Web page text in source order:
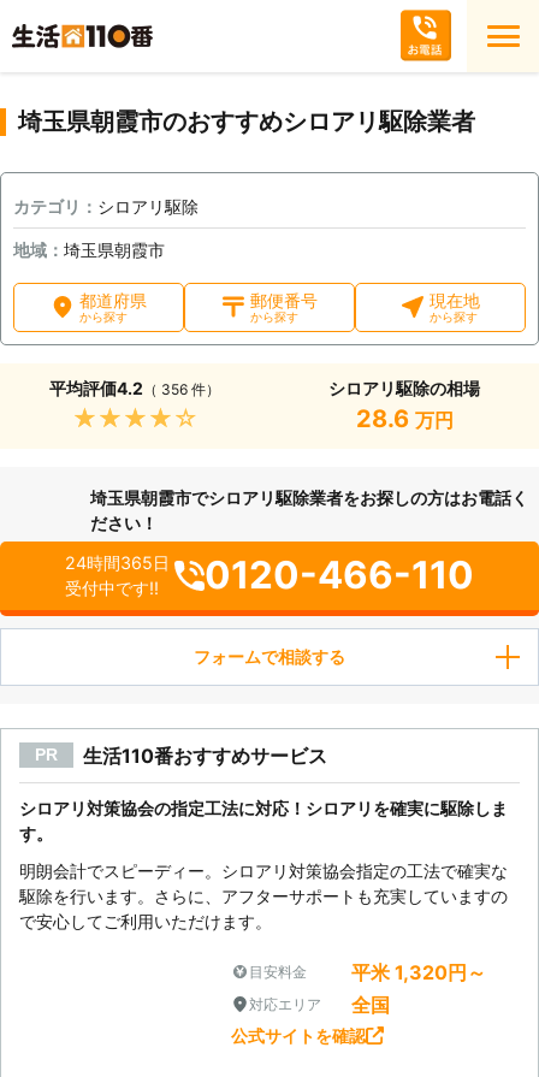
埼玉県朝霞市のおすすめシロアリ駆除業者
カテゴリ： シロアリ駆除
地域： 埼玉県朝霞市
都道府県
から探す
郵便番号
から探す
現在地
から探す
平均評価4.2 （ 356 件）
★★★★★
シロアリ駆除の相場
28.6 万円
埼玉県朝霞市でシロアリ駆除業者をお探しの方はお電話く
ださい！
24時間365日
受付中です!!
0120-466-110
フォームで相談する
PR 生活110番おすすめサービス
シロアリ対策協会の指定工法に対応！シロアリを確実に駆除しま
す。
明朗会計でスピーディー。シロアリ対策協会指定の工法で確実な
駆除を行います。さらに、アフターサポートも充実していますの
で安心してご利用いただけます。
目安料金 平米 1,320円～
対応エリア 全国
公式サイトを確認